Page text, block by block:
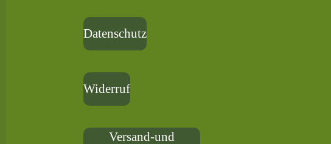
Datenschutz
Widerruf
Versand-und